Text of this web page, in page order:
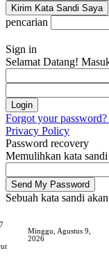
pencarian
Sign in
Selamat Datang!
Forgot your
Privacy Policy
Password recovery
Memulihkan kata sandi
Sebuah kata sandi
Minggu, Agustus 9,
2026